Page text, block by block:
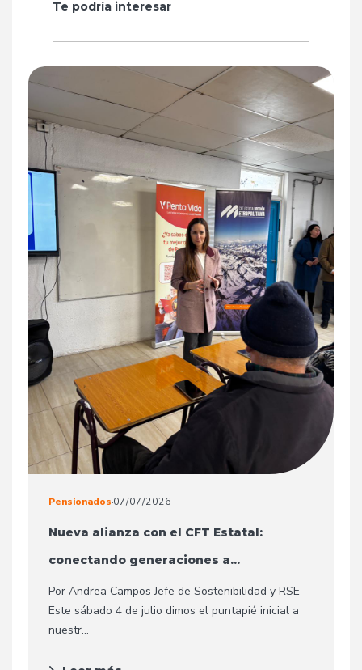
Te podría interesar
Pensionados 07/07/2026
Nueva alianza con el CFT Estatal:
conectando generaciones a...
Por Andrea Campos Jefe de Sostenibilidad y RSE
Este sábado 4 de julio dimos el puntapié inicial a
nuestr...